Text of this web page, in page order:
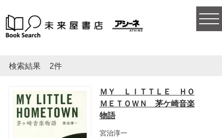
検索結果 2件
ＭＹ ＬＩＴＴＬＥ ＨＯ
ＭＥＴＯＷＮ 茅ケ崎音楽
物語
宮治淳一